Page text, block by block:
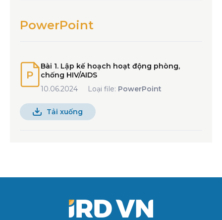
PowerPoint
Bài 1. Lập kế hoạch hoạt động phòng,
chống HIV/AIDS
10.06.2024
Loại file: PowerPoint
Tải xuống